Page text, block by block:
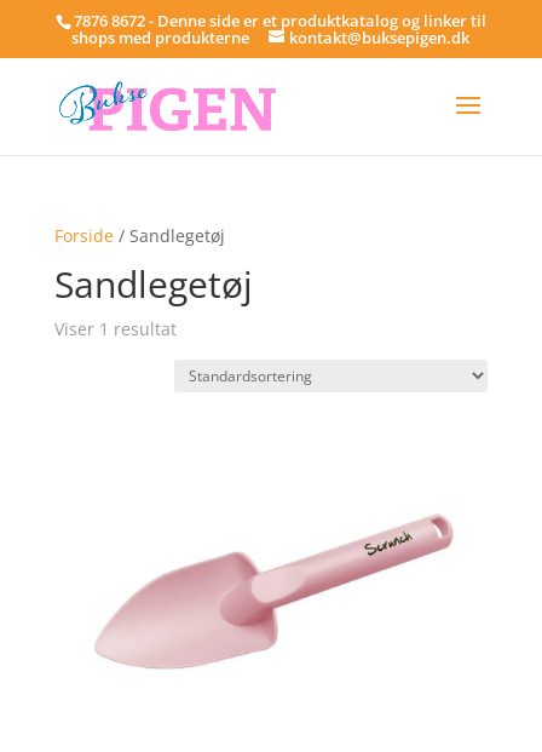
7876 8672 - Denne side er et produktkatalog og linker til
shops med produkterne kontakt@buksepigen.dk
Forside/ Sandlegetøj
Sandlegetøj
Viser 1 resultat